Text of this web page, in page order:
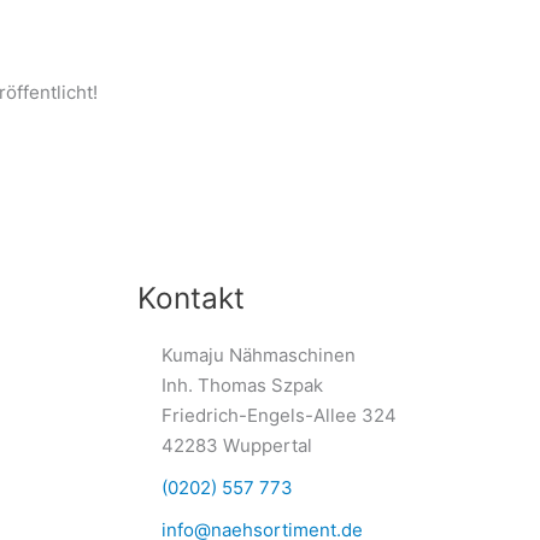
Kontakt
Kumaju Nähmaschinen
Inh. Thomas Szpak
Friedrich-Engels-Allee 324
42283 Wuppertal
(0202) 557 773
info@naehsortiment.de